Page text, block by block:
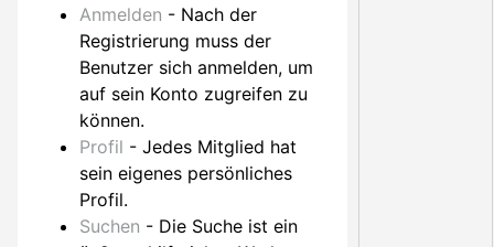
Anmelden - Nach der
Registrierung muss der
Benutzer sich anmelden, um
auf sein Konto zugreifen zu
können.
Profil - Jedes Mitglied hat
sein eigenes persönliches
Profil.
Suchen - Die Suche ist ein